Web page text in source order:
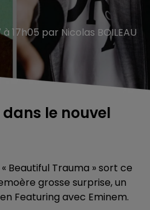
17h05 par Nicolas BOILEAU
le nouvel
Beautiful Trauma » sort ce
grosse surprise, un
Featuring avec Eminem.